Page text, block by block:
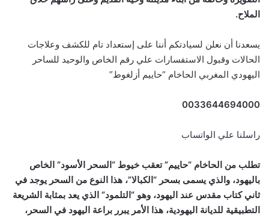
الملاح.
يسعدنا أن نعلن لسيادتكم أننا على إستعداد تام للكشف وعلاجات
الحالات وقبول الاستفسارات علي رقم الخاص والوحيد للساحر
اليهودي المغربي الحاخام “حاييم أزلغوط”
0033644694000
راسلنا علي الواتساب
تطلب من الحاخام “حاييم” تعقب خيوط “السحر الأسود” الخاص
باليهود، والذي يسمى بسحر “الكبالا”، هذا النوع من السحر يوجد في
ثاني كتاب مقدس عند اليهود، وهو “التلمود” الذي يعد بمثابة الشريعة
التطبيقية للديانة اليهودية، هذا الأمر يبرر براعة اليهود في السحر،